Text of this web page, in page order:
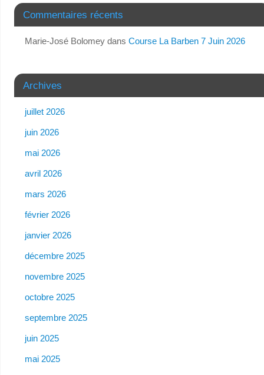
Commentaires récents
Marie-José Bolomeydans Course La Barben 7 Juin 2026
Archives
juillet 2026
juin 2026
mai 2026
avril 2026
mars 2026
février 2026
janvier 2026
décembre 2025
novembre 2025
octobre 2025
septembre 2025
juin 2025
mai 2025